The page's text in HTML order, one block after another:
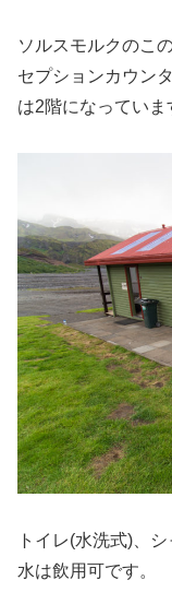
ソルスモルクのこ
セプションカウン
は2階になっていま
トイレ(水洗式)、
水は飲用可です。